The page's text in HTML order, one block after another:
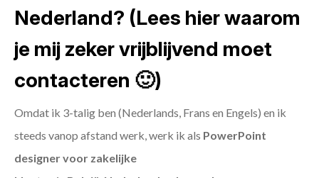
Nederland? (Lees hier waarom
je mij zeker vrijblijvend moet
contacteren 🙂)
Omdat ik 3-talig ben (Nederlands, Frans en Engels) en ik
steeds vanop afstand werk, werk ik als PowerPoint
designer voor zakelijke